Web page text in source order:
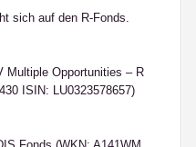
sich auf den R-Fonds.
Multiple Opportunities – R
ISIN: LU0323578657)